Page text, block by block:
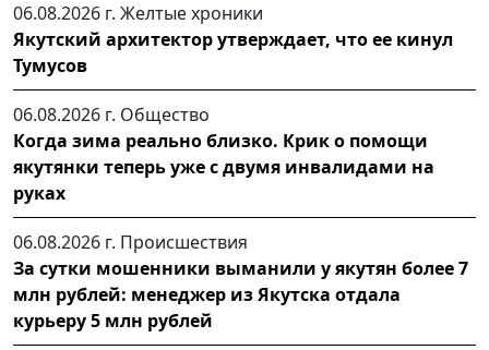
06.08.2026 г. Желтые хроники
Якутский архитектор утверждает, что ее кинул
Тумусов
06.08.2026 г. Общество
Когда зима реально близко. Крик о помощи
якутянки теперь уже с двумя инвалидами на
руках
06.08.2026 г. Происшествия
За сутки мошенники выманили у якутян более 7
млн рублей: менеджер из Якутска отдала
курьеру 5 млн рублей